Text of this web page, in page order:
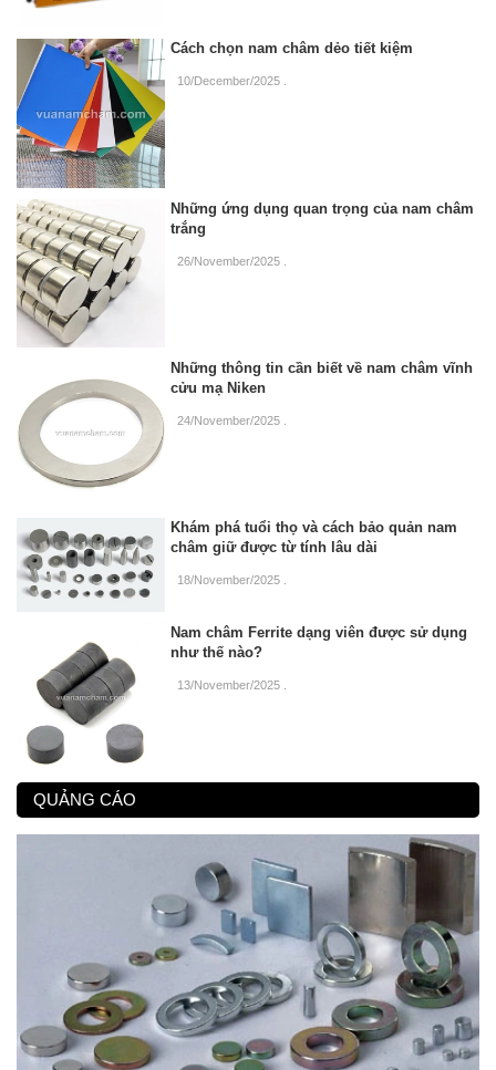
Cách chọn nam châm dẻo tiết kiệm
10/December/2025
Những ứng dụng quan trọng của nam châm
trắng
26/November/2025
Những thông tin cần biết về nam châm vĩnh
cửu mạ Niken
24/November/2025
Khám phá tuổi thọ và cách bảo quản nam
châm giữ được từ tính lâu dài
18/November/2025
Nam châm Ferrite dạng viên được sử dụng
như thế nào?
13/November/2025
QUẢNG CÁO